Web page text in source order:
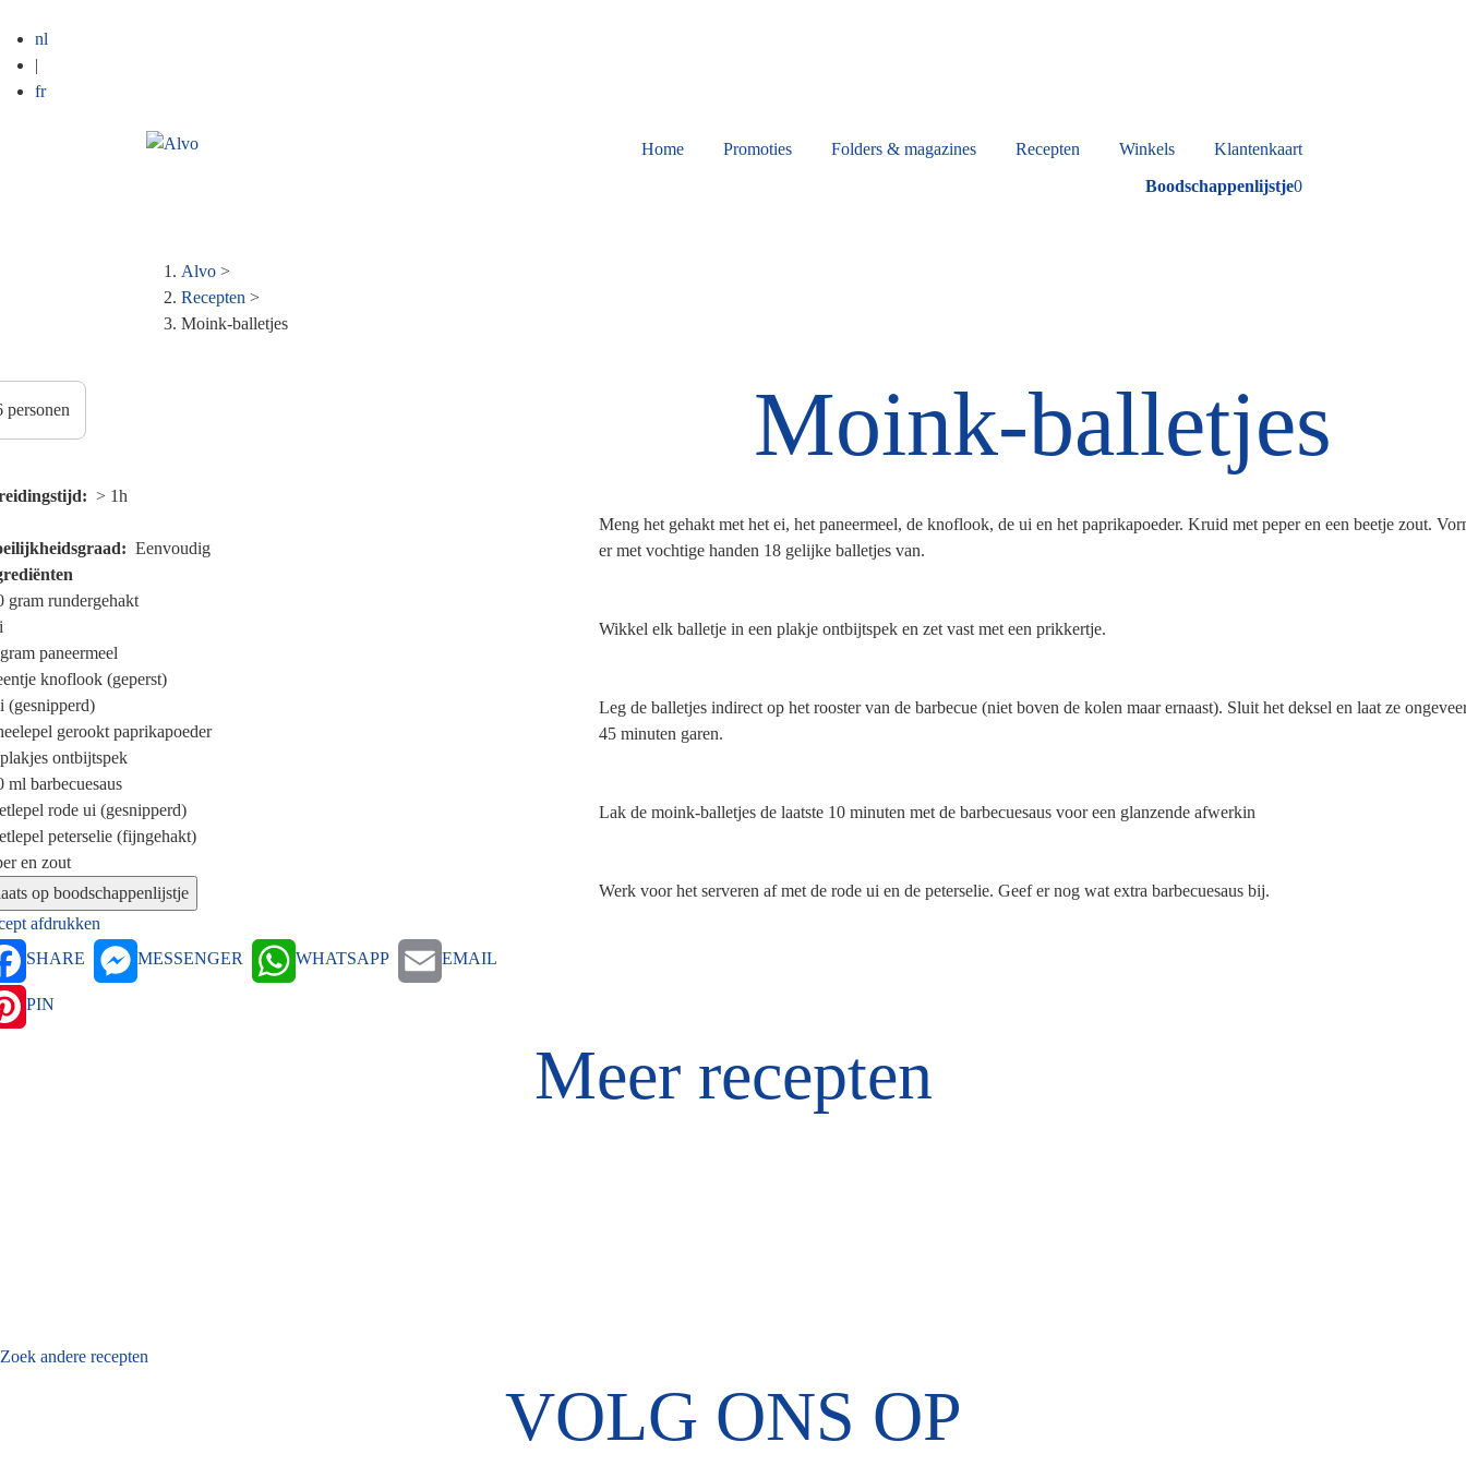
nl
|
fr
Home Promoties Folders & magazines Recepten Winkels Klantenkaart
Boodschappenlijstje0
Kruimelpad
Alvo >
Recepten >
Moink-balletjes
> 1h
Eenvoudig
gram rundergehakt
paneermeel
knoflook (geperst)
(gesnipperd)
gerookt paprikapoeder
ontbijtspek
ml barbecuesaus
rode ui (gesnipperd)
peterselie (fijngehakt)
en zout
afdrukken
SHARE
MESSENGER WHATSAPP EMAIL
PIN
Moink-balletjes
Meng het gehakt met het ei, het paneermeel, de knoflook, de ui en het paprikapoeder. Kruid met peper en een beetje zout.
er met vochtige handen 18 gelijke balletjes van.
Wikkel elk balletje in een plakje ontbijtspek en zet vast met een prikkertje.
Leg de balletjes indirect op het rooster van de barbecue (niet boven de kolen maar ernaast). Sluit het deksel en laat ze
45 minuten garen.
Lak de moink-balletjes de laatste 10 minuten met de barbecuesaus voor een glanzende afwerkin
Werk voor het serveren af met de rode ui en de peterselie. Geef er nog wat extra barbecuesaus bij.
Meer recepten
Zoek andere recepten
VOLG ONS OP